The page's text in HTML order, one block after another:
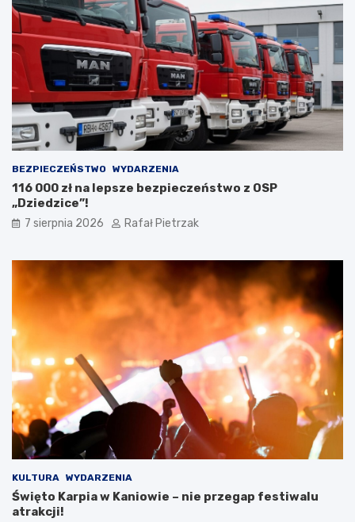
BEZPIECZEŃSTWO WYDARZENIA
116 000 zł na lepsze bezpieczeństwo z OSP
„Dziedzice”!
7 sierpnia 2026 Rafał Pietrzak
KULTURA WYDARZENIA
Święto Karpia w Kaniowie – nie przegap festiwalu
atrakcji!